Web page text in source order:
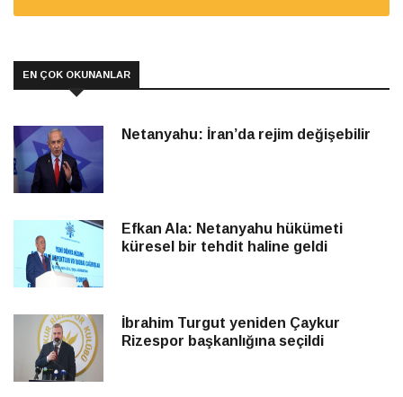
EN ÇOK OKUNANLAR
Netanyahu: İran’da rejim değişebilir
Efkan Ala: Netanyahu hükümeti
küresel bir tehdit haline geldi
İbrahim Turgut yeniden Çaykur
Rizespor başkanlığına seçildi